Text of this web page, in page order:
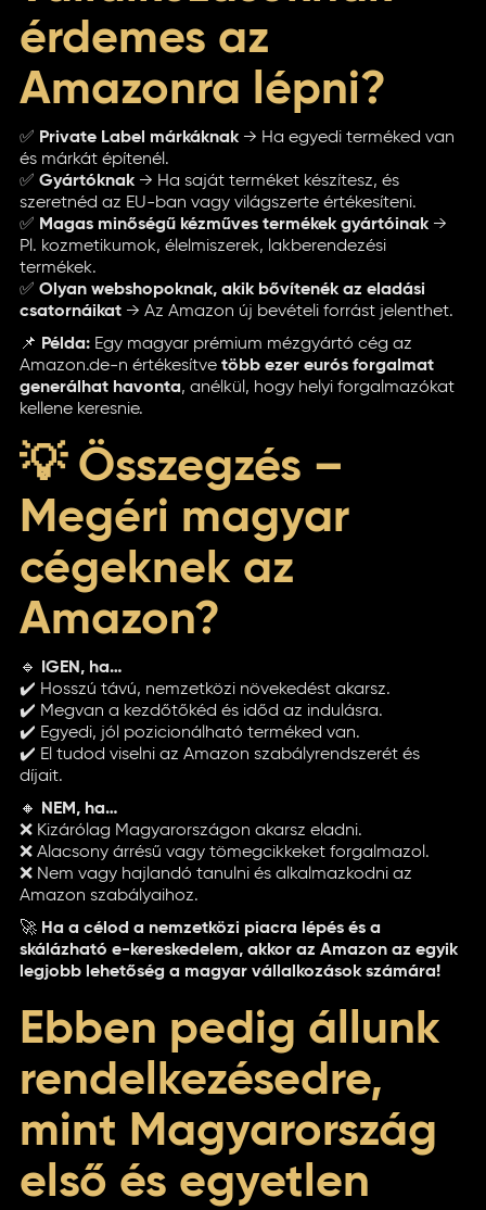
érdemes az
Amazonra lépni?
✅ Private Label márkáknak → Ha egyedi terméked van
és márkát építenél.
✅ Gyártóknak → Ha saját terméket készítesz, és
szeretnéd az EU-ban vagy világszerte értékesíteni.
✅ Magas minőségű kézműves termékek gyártóinak →
Pl. kozmetikumok, élelmiszerek, lakberendezési
termékek.
✅ Olyan webshopoknak, akik bővítenék az eladási
csatornáikat → Az Amazon új bevételi forrást jelenthet.
📌 Példa: Egy magyar prémium mézgyártó cég az
Amazon.de-n értékesítve több ezer eurós forgalmat
generálhat havonta, anélkül, hogy helyi forgalmazókat
kellene keresnie.
💡 Összegzés –
Megéri magyar
cégeknek az
Amazon?
🔹
IGEN, ha…
✔️ Hosszú távú, nemzetközi növekedést akarsz.
✔️ Megvan a kezdőtőkéd és időd az indulásra.
✔️ Egyedi, jól pozicionálható terméked van.
✔️ El tudod viselni az Amazon szabályrendszerét és
díjait.
🔸
NEM, ha…
❌ Kizárólag Magyarországon akarsz eladni.
❌ Alacsony árrésű vagy tömegcikkeket forgalmazol.
❌ Nem vagy hajlandó tanulni és alkalmazkodni az
Amazon szabályaihoz.
🚀 Ha a célod a nemzetközi piacra lépés és a
skálázható e-kereskedelem, akkor az Amazon az egyik
legjobb lehetőség a magyar vállalkozások számára!
Ebben pedig állunk
rendelkezésedre,
mint Magyarország
első és egyetlen